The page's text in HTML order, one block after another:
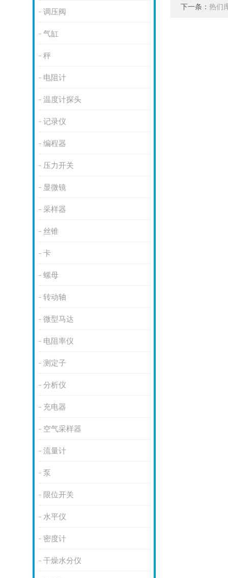
调压阀
气缸
秤
电阻计
温度计探头
记录仪
编程器
压力开关
显微镜
采样器
丝锥
卡
螺母
转动轴
微型马达
电阻率仪
测定子
分析仪
充电器
空气采样器
流量计
泵
限位开关
水平仪
密度计
干燥水分仪
下一条： 热们